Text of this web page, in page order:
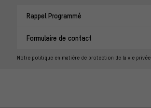
Rappel Programmé
Formulaire de contact
Notre politique en matière de protection de la vie privée